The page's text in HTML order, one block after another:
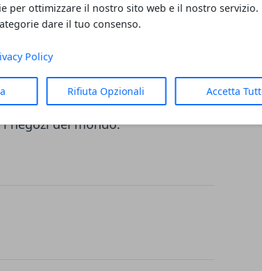
per ottimizzare il nostro sito web e il nostro servizio.
dare il tuo consenso.
Policy
Rifiuta Opzionali Accetta
ottobre,PS4ha venduto la
sempre
prossime per capire il reale
considerando che tra
visorePlayStation VR e tra
negozi del mondo.